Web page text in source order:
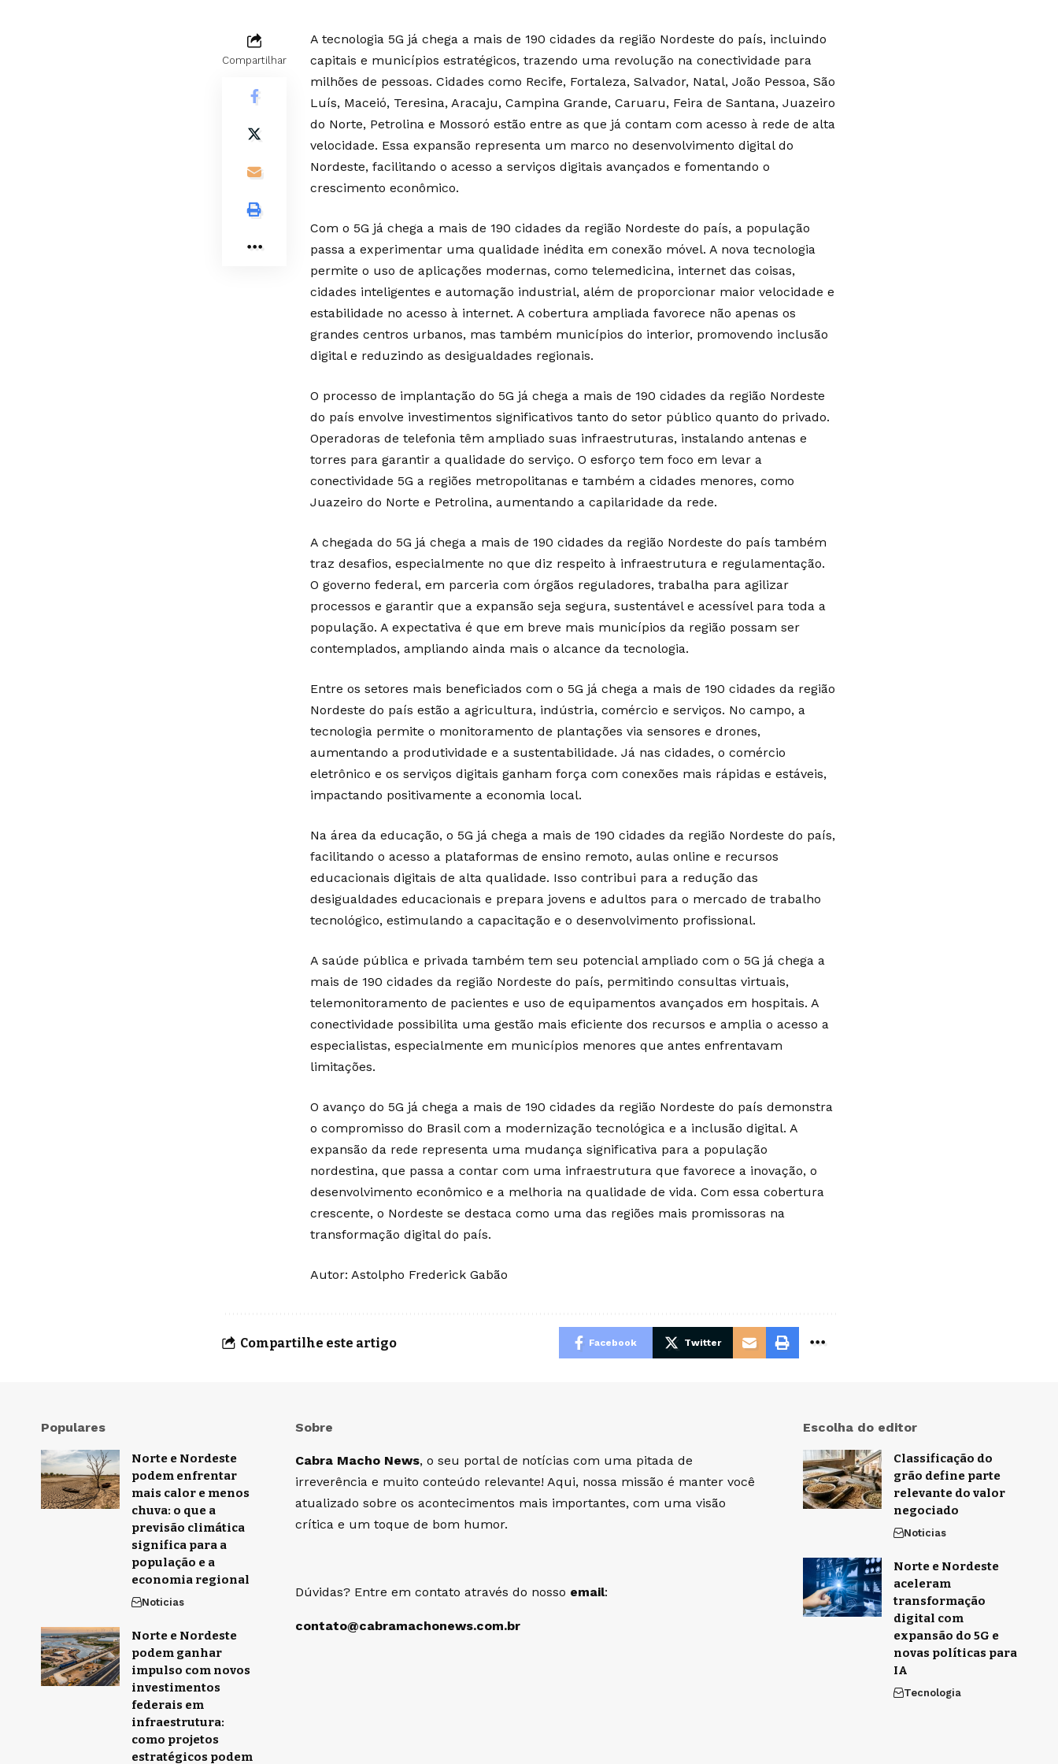
Compartilhar
A tecnologia 5G já chega a mais de 190 cidades da região Nordeste do país, incluindo
capitais e municípios estratégicos, trazendo uma revolução na conectividade para
milhões de pessoas. Cidades como Recife, Fortaleza, Salvador, Natal, João Pessoa, São
Luís, Maceió, Teresina, Aracaju, Campina Grande, Caruaru, Feira de Santana, Juazeiro
do Norte, Petrolina e Mossoró estão entre as que já contam com acesso à rede de alta
velocidade. Essa expansão representa um marco no desenvolvimento digital do
Nordeste, facilitando o acesso a serviços digitais avançados e fomentando o
crescimento econômico.
Com o 5G já chega a mais de 190 cidades da região Nordeste do país, a população
passa a experimentar uma qualidade inédita em conexão móvel. A nova tecnologia
permite o uso de aplicações modernas, como telemedicina, internet das coisas,
cidades inteligentes e automação industrial, além de proporcionar maior velocidade e
estabilidade no acesso à internet. A cobertura ampliada favorece não apenas os
grandes centros urbanos, mas também municípios do interior, promovendo inclusão
digital e reduzindo as desigualdades regionais.
O processo de implantação do 5G já chega a mais de 190 cidades da região Nordeste
do país envolve investimentos significativos tanto do setor público quanto do privado.
Operadoras de telefonia têm ampliado suas infraestruturas, instalando antenas e
torres para garantir a qualidade do serviço. O esforço tem foco em levar a
conectividade 5G a regiões metropolitanas e também a cidades menores, como
Juazeiro do Norte e Petrolina, aumentando a capilaridade da rede.
A chegada do 5G já chega a mais de 190 cidades da região Nordeste do país também
traz desafios, especialmente no que diz respeito à infraestrutura e regulamentação.
O governo federal, em parceria com órgãos reguladores, trabalha para agilizar
processos e garantir que a expansão seja segura, sustentável e acessível para toda a
população. A expectativa é que em breve mais municípios da região possam ser
contemplados, ampliando ainda mais o alcance da tecnologia.
Entre os setores mais beneficiados com o 5G já chega a mais de 190 cidades da região
Nordeste do país estão a agricultura, indústria, comércio e serviços. No campo, a
tecnologia permite o monitoramento de plantações via sensores e drones,
aumentando a produtividade e a sustentabilidade. Já nas cidades, o comércio
eletrônico e os serviços digitais ganham força com conexões mais rápidas e estáveis,
impactando positivamente a economia local.
Na área da educação, o 5G já chega a mais de 190 cidades da região Nordeste do país,
facilitando o acesso a plataformas de ensino remoto, aulas online e recursos
educacionais digitais de alta qualidade. Isso contribui para a redução das
desigualdades educacionais e prepara jovens e adultos para o mercado de trabalho
tecnológico, estimulando a capacitação e o desenvolvimento profissional.
A saúde pública e privada também tem seu potencial ampliado com o 5G já chega a
mais de 190 cidades da região Nordeste do país, permitindo consultas virtuais,
telemonitoramento de pacientes e uso de equipamentos avançados em hospitais. A
conectividade possibilita uma gestão mais eficiente dos recursos e amplia o acesso a
especialistas, especialmente em municípios menores que antes enfrentavam
limitações.
O avanço do 5G já chega a mais de 190 cidades da região Nordeste do país demonstra
o compromisso do Brasil com a modernização tecnológica e a inclusão digital. A
expansão da rede representa uma mudança significativa para a população
nordestina, que passa a contar com uma infraestrutura que favorece a inovação, o
desenvolvimento econômico e a melhoria na qualidade de vida. Com essa cobertura
crescente, o Nordeste se destaca como uma das regiões mais promissoras na
transformação digital do país.
Autor: Astolpho Frederick Gabão
Compartilhe este artigo Facebook Twitter
Populares
Norte e Nordeste
podem enfrentar
mais calor e menos
chuva: o que a
previsão climática
significa para a
população e a
economia regional
Noticias
Norte e Nordeste
podem ganhar
impulso com novos
investimentos
federais em
infraestrutura:
como projetos
estratégicos podem
Sobre
Cabra Macho News, o seu portal de notícias com uma pitada de
irreverência e muito conteúdo relevante! Aqui, nossa missão é manter você
atualizado sobre os acontecimentos mais importantes, com uma visão
crítica e um toque de bom humor.
Dúvidas? Entre em contato através do nosso email:
contato@cabramachonews.com.br
Escolha do editor
Classificação do
grão define parte
relevante do valor
negociado
Noticias
Norte e Nordeste
aceleram
transformação
digital com
expansão do 5G e
novas políticas para
IA
Tecnologia